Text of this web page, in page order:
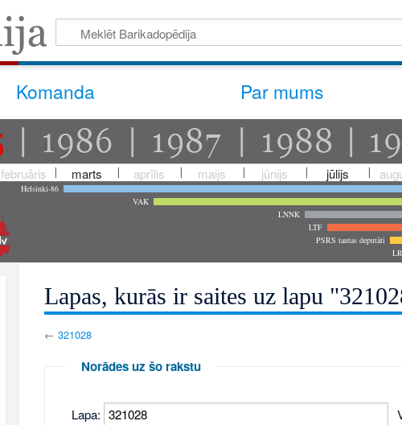
Komanda Par mums
februāris marts aprīlis maijs jūnijs jūlijs
Helsinki-86
VAK
LNNK
LTF
PSRS tautas deputāti
Lapas, kurās ir saites uz lapu
← 321028
Norādes uz šo rakstu
Lapa: